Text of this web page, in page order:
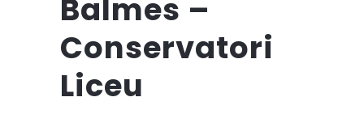
Balmes –
Conservatori
Liceu